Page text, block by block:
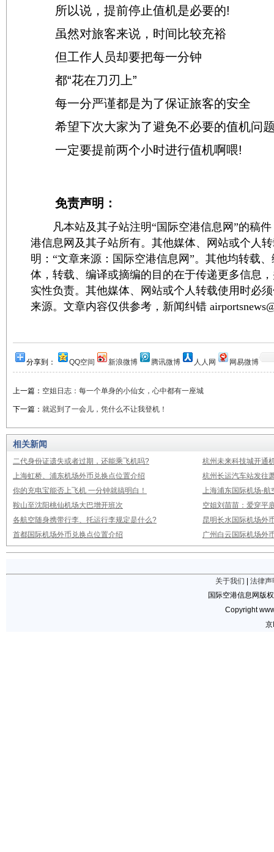
所以说，提前停止值机是必要的!
虽然对旅客来说，时间比较充裕
但工作人员却要把每一分钟
都“花在刀刃上”
每一分严谨都是为了保证旅客的安全
希望下次大家为了避免不必要的值机问
一定要提前两个小时进行值机啊喂!
免责声明：
凡本站及其子站注明“国际空港信息网”的稿件
港信息网及其子站所有。其他媒体、网站或个人
明：“文章来源：国际空港信息网”。其他均转载
体，转载、编译或摘编的目的在于传递更多信息
实性负责。其他媒体、网站或个人转载使用时必
来源。文章内容仅供参考，新闻纠错
分享到： QQ空间 新浪微博 腾讯微博 人人网 网易微博
上一篇： 空姐日志：每一个单身的小仙女，心中都有一座城
下一篇： 就迟到了一会儿，凭什么不让我登机！
相关新闻
二代身份证遗失或者过期，还能乘飞机吗?
杭州未来科技城开通
上海虹桥、浦东机场外币兑换点位置介绍
杭州长运汽车站发往
你的充电宝能否上飞机 一分钟就搞明白！
上海浦东国际机场-航
鞍山至沈阳桃仙机场大巴增开班次
空姐刘苗苗：爱穿平
各航空随身携带行李、托运行李规定是什么?
昆明长水国际机场外
首都国际机场外币兑换点位置介绍
广州白云国际机场外
关于我们
法律声
国际空港信息网版
Copyright